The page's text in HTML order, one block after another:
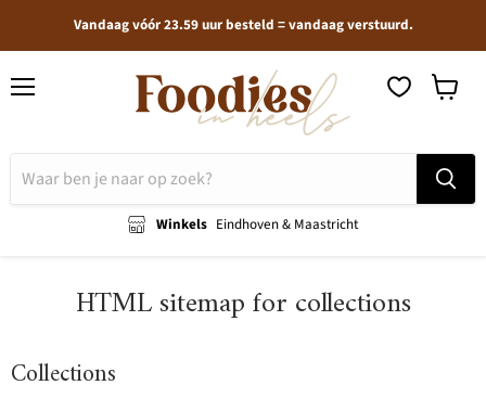
Vandaag vóór 23.59 uur besteld = vandaag verstuurd.
Winkels Eindhoven & Maastricht
HTML sitemap for collections
Collections